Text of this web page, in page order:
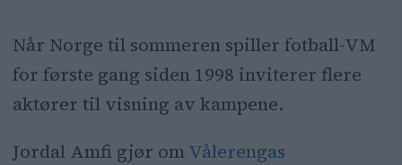
kampene.
Arrangementet er gratis og åpent for
alle, men det blir mulig å reservere
sitteplasser og telt.
Når Norge til sommeren spiller fotball-VM
for første gang siden 1998 inviterer flere
aktører til visning av kampene.
Jordal Amfi gjør omVålerengas